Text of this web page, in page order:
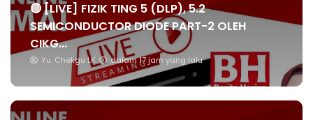
🔴 [LIVE] FIZIK TING 5 (DLP), 5.2
SEMICONDUCTOR DIODE PART-2 OLEH
CIKG...
Yu. Chekgu LK dalam 17 jam yang lalu